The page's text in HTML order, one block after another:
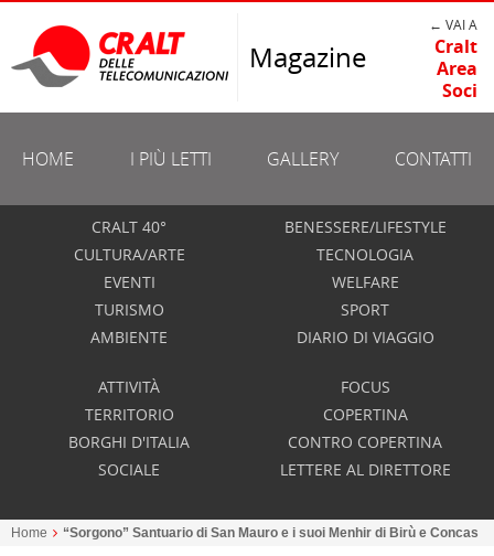
Magazine
← VAI A
Cralt
Area
Soci
HOME I PIÙ LETTI GALLERY CONTATTI
CRALT 40°
CULTURA/ARTE
EVENTI
TURISMO
AMBIENTE
BENESSERE/LIFESTYLE
TECNOLOGIA
WELFARE
SPORT
DIARIO DI VIAGGIO
ATTIVITÀ
TERRITORIO
BORGHI D'ITALIA
SOCIALE
FOCUS
COPERTINA
CONTRO COPERTINA
LETTERE AL DIRETTORE
Home “Sorgono” Santuario di San Mauro e i suoi Menhir di Birù e Concas